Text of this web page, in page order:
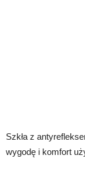
Szkła z
wygodę i komfort